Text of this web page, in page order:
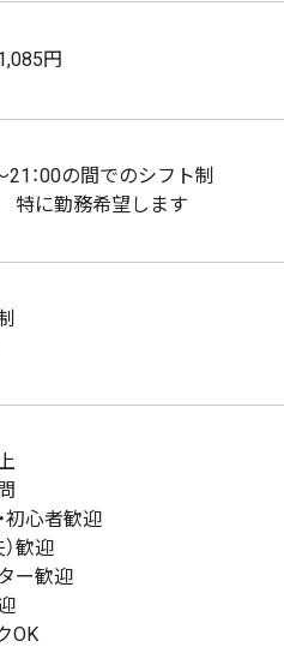
円
21：00の間でのシフト制
特に勤務希望します
初心者歓迎
）歓迎
ー歓迎
OK